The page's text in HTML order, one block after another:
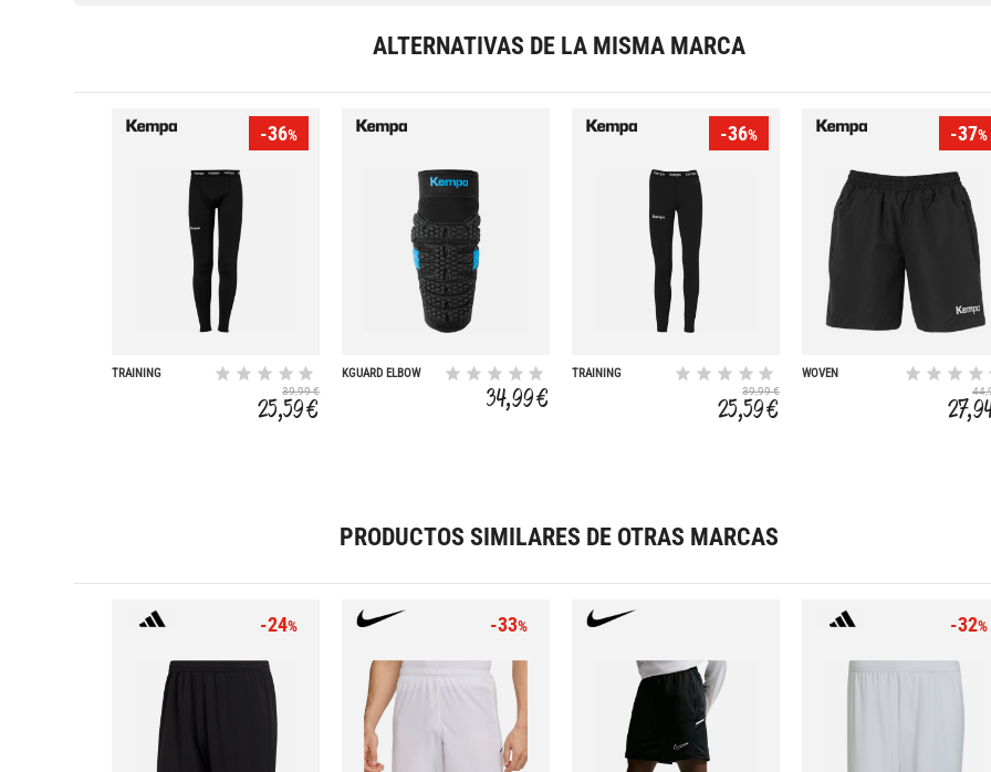
ALTERNATIVAS DE LA MISMA MARCA
-36%
TRAINING
39,99 €
25,59 €
KGUARD ELBOW
34,99 €
-36%
TRAINING
39,99 €
25,59 €
-37%
WOVEN
PRODUCTOS SIMILARES DE OTRAS MARCAS
-24% -33% -32%